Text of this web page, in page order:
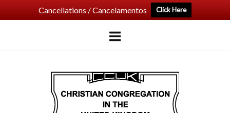
Cancellations / Cancelamentos Click Here
Home